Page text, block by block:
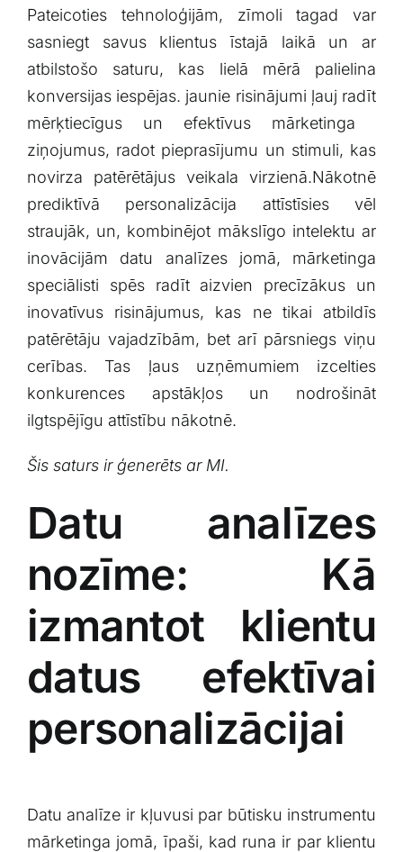
Pateicoties tehnoloģijām, zīmoli tagad var
sasniegt savus klientus īstajā laikā‍ un ar
atbilstošo saturu,⁣ kas ⁢lielā mērā palielina
konversijas iespējas. jaunie⁤ risinājumi ⁣ļauj radīt
mērķtiecīgus un efektīvus⁤ mārketinga ​
ziņojumus, radot pieprasījumu un stimuli,‍ kas
⁣novirza patērētājus veikala virzienā.Nākotnē⁤
prediktīvā personalizācija attīstīsies vēl
straujāk, un, kombinējot mākslīgo intelektu ar
inovācijām datu analīzes jomā, mārketinga
speciālisti spēs radīt ​aizvien precīzākus un
inovatīvus risinājumus, kas ne tikai atbildīs
patērētāju vajadzībām, bet⁢ arī pārsniegs viņu
cerības. Tas ļaus ​uzņēmumiem izcelties
konkurences apstākļos ‌un nodrošināt
ilgtspējīgu⁤ attīstību nākotnē.
Šis saturs ir‌ ģenerēts ar MI.
Datu analīzes
nozīme: Kā
izmantot klientu
datus efektīvai
personalizācijai
Datu analīze ir kļuvusi par būtisku instrumentu
‌mārketinga jomā, īpaši, ​kad runa ir par klientu